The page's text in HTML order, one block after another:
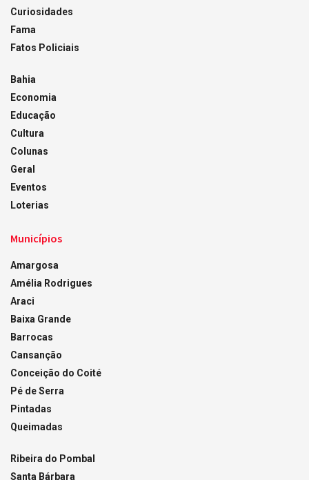
Curiosidades
Fama
Fatos Policiais
Bahia
Economia
Educação
Cultura
Colunas
Geral
Eventos
Loterias
Municípios
Amargosa
Amélia Rodrigues
Araci
Baixa Grande
Barrocas
Cansanção
Conceição do Coité
Pé de Serra
Pintadas
Queimadas
Ribeira do Pombal
Santa Bárbara